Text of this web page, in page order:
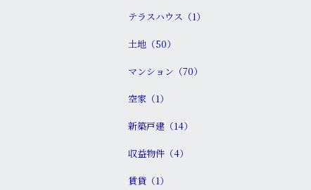
テラスハウス（1）
土地（50）
マンション（70）
空家（1）
新築戸建（14）
収益物件（4）
賃貸（1）